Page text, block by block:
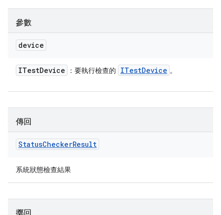
參數
device
ITestDevice ：要執行檢查的 ITestDevice 。
傳回
StatusCheckerResult
系統狀態檢查結果
擲回